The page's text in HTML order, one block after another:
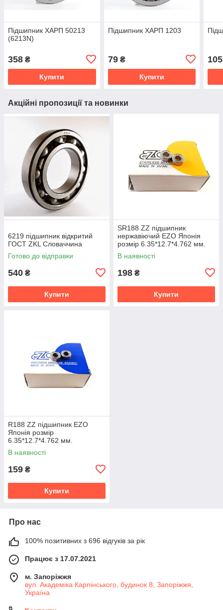
Підшипник ХАРП 50213
(6213N)
358 ₴
Купити
Підшипник ХАРП 1203
79₴
Купити
105
Акційні пропозиції та новинки
6219 підшипник відкритий
ГОСТ ZKL Словаччина
Готово до відправки
540 ₴
Купити
SR188 ZZ підшипник
нержавіючий EZO Японія
розмір 6.35*12.7*4.762 мм.
В наявності
198 ₴
Купити
R188 ZZ підшипник EZO
Японія розмір
6.35*12.7*4.762 мм.
В наявності
159 ₴
Купити
Про нас
100% позитивних з 696 відгуків за рік
Працює з 17.07.2021
м. Запоріжжя
вул. Академіка Карпінського, будинок 8, Запоріжжя,
Україна